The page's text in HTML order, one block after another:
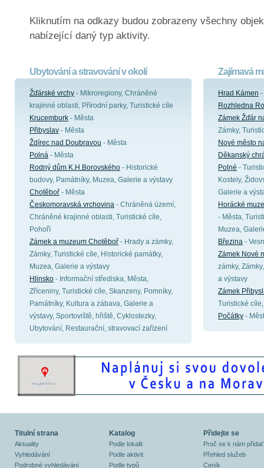
Kliknutím na odkazy budou zobrazeny všechny
nabízející daný typ aktivity.
Ubytování a stravování v okolí
Žďárské vrchy - Mikroregiony, Chráněné
krajinné oblasti, Přírodní parky, Turistické cíle
Krucemburk - Města
Přibyslav - Města
Ždírec nad Doubravou - Města
Polná - Města
Rodný dům K.H.Borovského - Historické
budovy, Památníky, Muzea, Galerie a výstavy
Chotěboř - Města
Českomoravská vrchovina - Chráněná území,
Chráněné krajinné oblasti, Turistické cíle,
Pohoří
Zámek a muzeum Chotěboř - Hrady a zámky,
Zámky, Turistické cíle, Historické památky,
Muzea, Galerie a výstavy
Hlinsko - Informační střediska, Města,
Zříceniny, Turistické cíle, Skanzeny, Pomníky,
Památníky, Kultura a zábava, Galerie a
výstavy, Sportoviště, hřiště, Cyklostezky,
Ubytování, Restaurační, stravovací zařízení
Zajímavá
Hrad Kámen -
Rozhledna
Zámek Žďár
Zámky,
Nové město
Děkanský
Polné -
Kostely,
Galerie a
Horácké
- Města,
Muzea,
Březina -
Zámek Nové
zámky,
a výstavy
Zámek
Turistické
Počátky -
Titulní strana
Aktuality
Vyhledávání
Podrobné vyhledávání
Katalog
Podle lokalit
Podle aktivit
Podle typů
Přidejte se
Proč se k nám
Přehled služeb
Ceník